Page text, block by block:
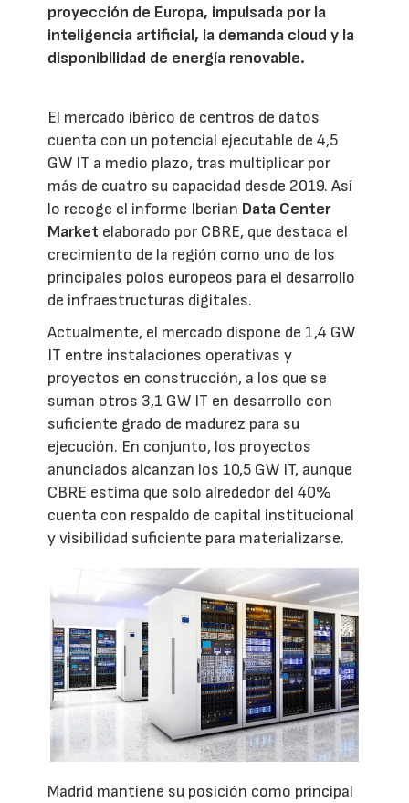
proyección de Europa, impulsada por la
inteligencia artificial, la demanda cloud y la
disponibilidad de energía renovable.
El mercado ibérico de centros de datos
cuenta con un potencial ejecutable de 4,5
GW IT a medio plazo, tras multiplicar por
más de cuatro su capacidad desde 2019. Así
lo recoge el informe Iberian Data Center
Market elaborado por CBRE, que destaca el
crecimiento de la región como uno de los
principales polos europeos para el desarrollo
de infraestructuras digitales.
Actualmente, el mercado dispone de 1,4 GW
IT entre instalaciones operativas y
proyectos en construcción, a los que se
suman otros 3,1 GW IT en desarrollo con
suficiente grado de madurez para su
ejecución. En conjunto, los proyectos
anunciados alcanzan los 10,5 GW IT, aunque
CBRE estima que solo alrededor del 40%
cuenta con respaldo de capital institucional
y visibilidad suficiente para materializarse.
Madrid mantiene su posición como principal